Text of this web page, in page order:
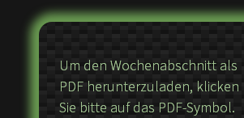
Um den Wochenabschnitt als
PDF herunterzuladen, klicken
Sie bitte auf das PDF-Symbol.